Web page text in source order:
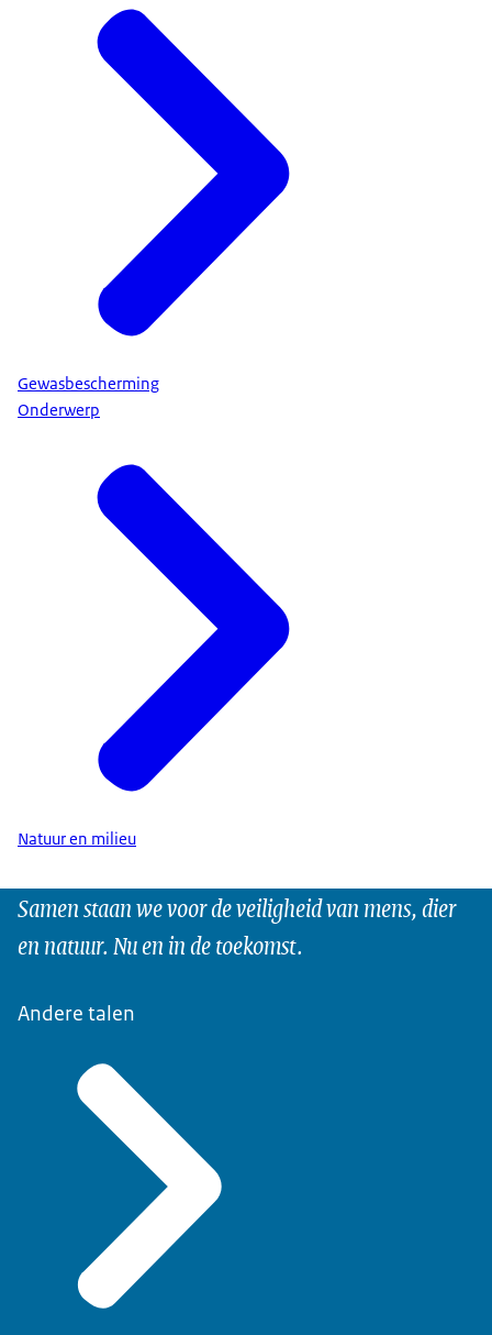
Gewasbescherming
Onderwerp
Natuur en milieu
Samen staan we voor de veiligheid van mens, dier
en natuur. Nu en in de toekomst.
Andere talen